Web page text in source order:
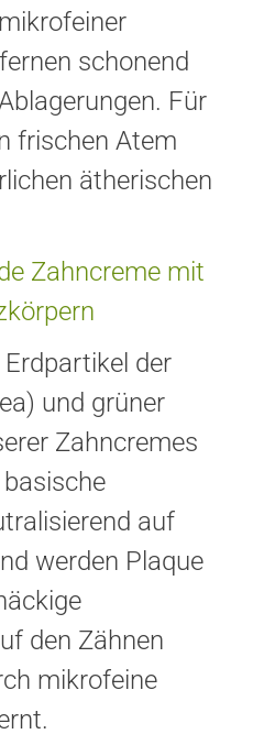
schonend
Für
frischen Atem
ätherischen
Zahncreme mit
der
und grüner
Zahncremes
auf
werden Plaque
den Zähnen
mikrofeine